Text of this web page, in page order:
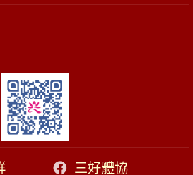
三好體協